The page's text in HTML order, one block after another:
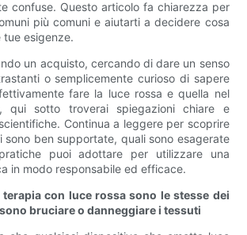
confuse. Questo articolo fa chiarezza per
più comuni e aiutarti a decidere cosa
tue esigenze.
un acquisto, cercando di dare un senso
o semplicemente curioso di sapere
fare la luce rossa e quella nel
qui sotto troverai spiegazioni chiare e
Continua a leggere per scoprire
sono ben supportate, quali sono esagerate
puoi adottare per utilizzare una
in modo responsabile ed efficace.
con luce rossa sono le stesse dei
bruciare o danneggiare i tessuti